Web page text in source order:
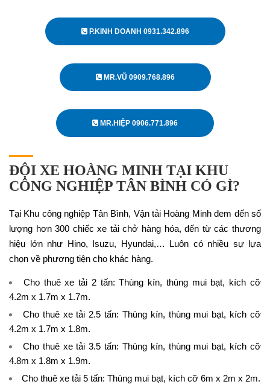
P.KINH DOANH 0931.342.896
MR.VŨ 0909.768.896
MR.HIỆP 0906.771.896
ĐỘI XE HOÀNG MINH TẠI KHU
CÔNG NGHIỆP TÂN BÌNH CÓ GÌ?
Tại Khu công nghiệp Tân Bình, Vận tải Hoàng Minh đem đến số
lượng hơn 300 chiếc xe tải chở hàng hóa, đến từ các thương
hiệu lớn như Hino, Isuzu, Hyundai,… Luôn có nhiều sự lựa
chọn về phương tiện cho khác hàng.
Cho thuê xe tải 2 tấn: Thùng kín, thùng mui bạt, kích cỡ
4.2m x 1.7m x 1.7m.
Cho thuê xe tải 2.5 tấn: Thùng kín, thùng mui bạt, kích cỡ
4.2m x 1.7m x 1.8m.
Cho thuê xe tải 3.5 tấn: Thùng kín, thùng mui bạt, kích cỡ
4.8m x 1.8m x 1.9m.
Cho thuê xe tải 5 tấn: Thùng mui bạt, kích cỡ 6m x 2m x 2m.